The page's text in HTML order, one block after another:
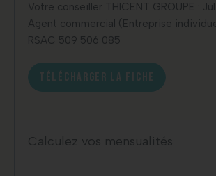
Votre conseiller THICENT GROUPE :
Agent commercial (Entreprise
RSAC 509 506 085
TÉLÉCHARGER LA FICHE
Calculez vos mensualités